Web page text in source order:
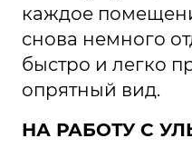
каждое
снова немного
быстро и легко
опрятный вид.
НА РАБОТУ С